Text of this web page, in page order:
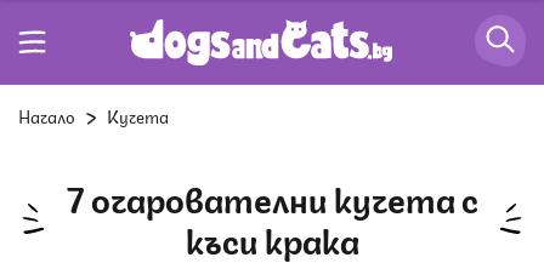
Начало Кучета
7 очарователни кучета с
къси крака